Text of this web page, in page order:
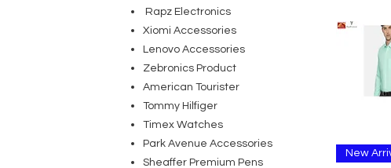
New
Rapz Electronics
Xiomi Accessories
Lenovo Accessories
Zebronics Product
American Tourister
Tommy Hilfiger
Timex Watches
Park Avenue Accessories
Sheaffer Premium Pens